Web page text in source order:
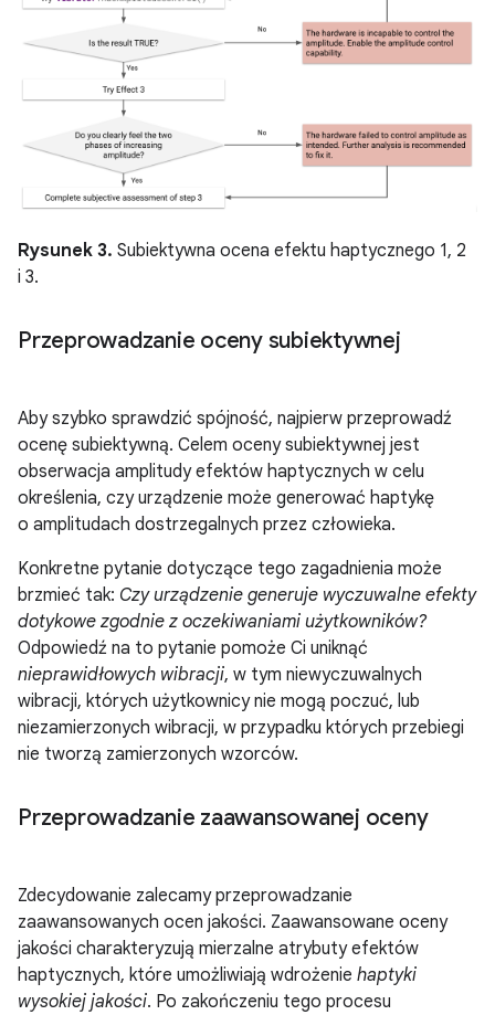
Rysunek 3. Subiektywna ocena efektu haptycznego 1, 2
i 3.
Przeprowadzanie oceny subiektywnej
Aby szybko sprawdzić spójność, najpierw przeprowadź
ocenę subiektywną. Celem oceny subiektywnej jest
obserwacja amplitudy efektów haptycznych w celu
określenia, czy urządzenie może generować haptykę
o amplitudach dostrzegalnych przez człowieka.
Konkretne pytanie dotyczące tego zagadnienia może
brzmieć tak: Czy urządzenie generuje wyczuwalne efekty
dotykowe zgodnie z oczekiwaniami użytkowników?
Odpowiedź na to pytanie pomoże Ci uniknąć
nieprawidłowych wibracji, w tym niewyczuwalnych
wibracji, których użytkownicy nie mogą poczuć, lub
niezamierzonych wibracji, w przypadku których przebiegi
nie tworzą zamierzonych wzorców.
Przeprowadzanie zaawansowanej oceny
Zdecydowanie zalecamy przeprowadzanie
zaawansowanych ocen jakości. Zaawansowane oceny
jakości charakteryzują mierzalne atrybuty efektów
haptycznych, które umożliwiają wdrożenie haptyki
wysokiej jakości. Po zakończeniu tego procesu